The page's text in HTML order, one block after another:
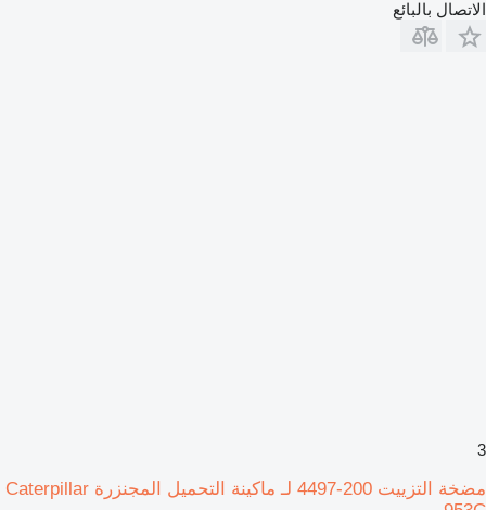
الاتصال بالبائع
3
مضخة التزييت 200-4497 لـ ماكينة التحميل المجنزرة Caterpillar